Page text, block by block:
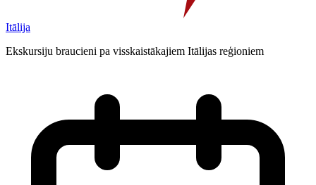
Itālija
Ekskursiju braucieni pa visskaistākajiem Itālijas reģioniem